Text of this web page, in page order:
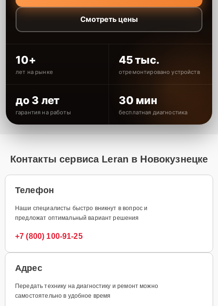
Смотреть цены
10+
лет на рынке
45 тыс.
отремонтировано устройств
до 3 лет
гарантия на работы
30 мин
бесплатная диагностика
Контакты сервиса Leran в Новокузнецке
Телефон
Наши специалисты быстро вникнут в вопрос и
предложат оптимальный вариант решения
+7 (800) 100-91-25
Адрес
Передать технику на диагностику и ремонт можно
самостоятельно в удобное время